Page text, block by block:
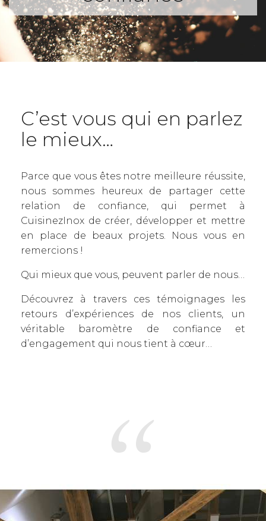
C’est vous qui en parlez
le mieux…
Parce que vous êtes notre meilleure réussite,
nous sommes heureux de partager cette
relation de confiance, qui permet à
CuisinezInox de créer, développer et mettre
en place de beaux projets. Nous vous en
remercions !
Qui mieux que vous, peuvent parler de nous…
Découvrez à travers ces témoignages les
retours d’expériences de nos clients, un
véritable baromètre de confiance et
d’engagement qui nous tient à cœur…